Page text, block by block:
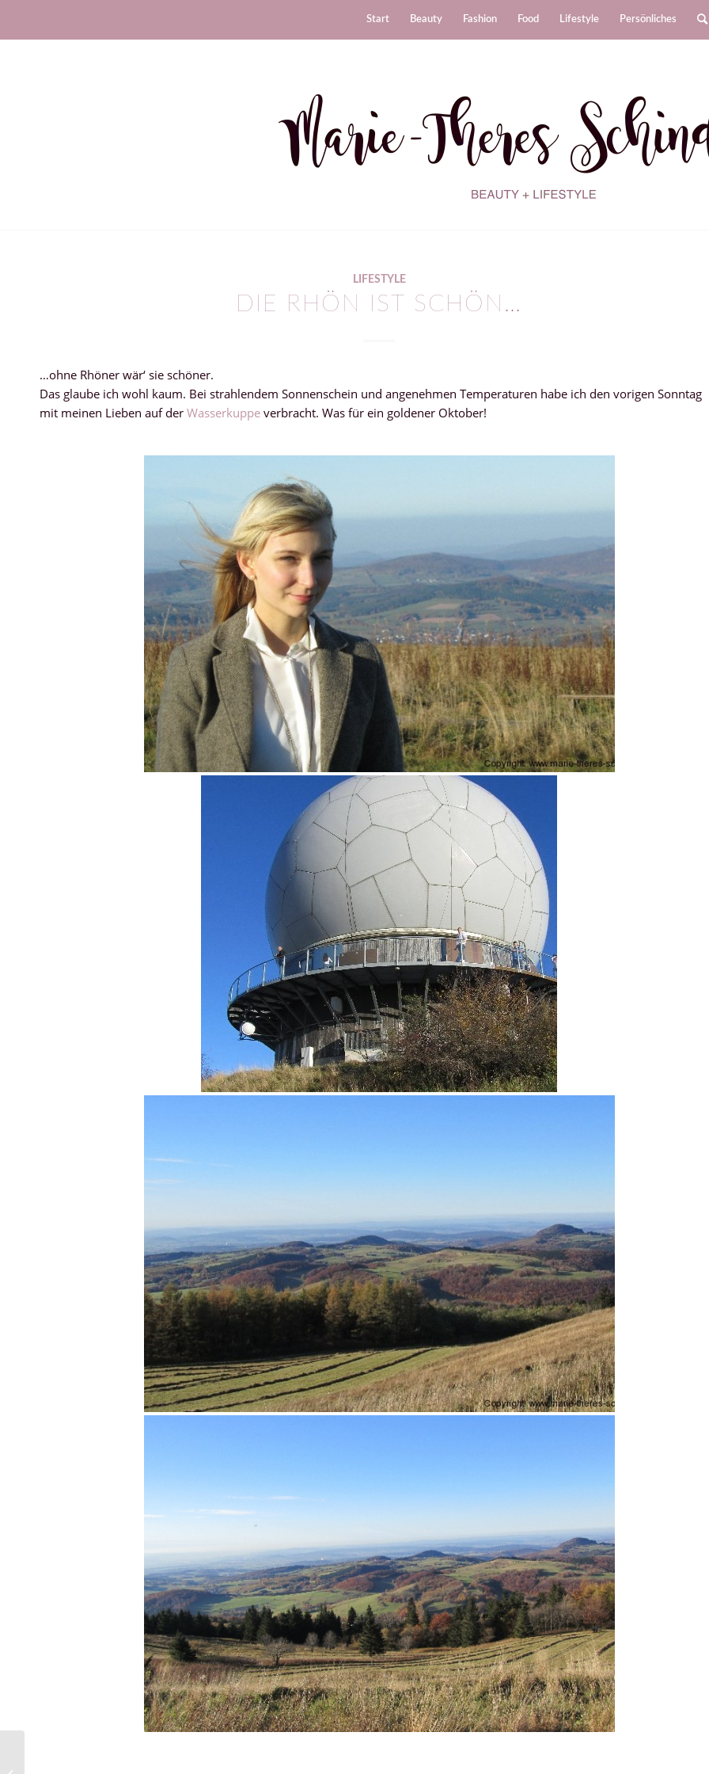
Start Beauty Fashion Food Lifestyle Persönliches
LIFESTYLE
DIE RHÖN IST SCHÖN…
…ohne Rhöner wär‘ sie schöner.
Das glaube ich wohl kaum. Bei strahlendem Sonnenschein und angenehmen Temperaturen habe ich den vorigen Sonntag
mit meinen Lieben auf der Wasserkuppe verbracht. Was für ein goldener Oktober!